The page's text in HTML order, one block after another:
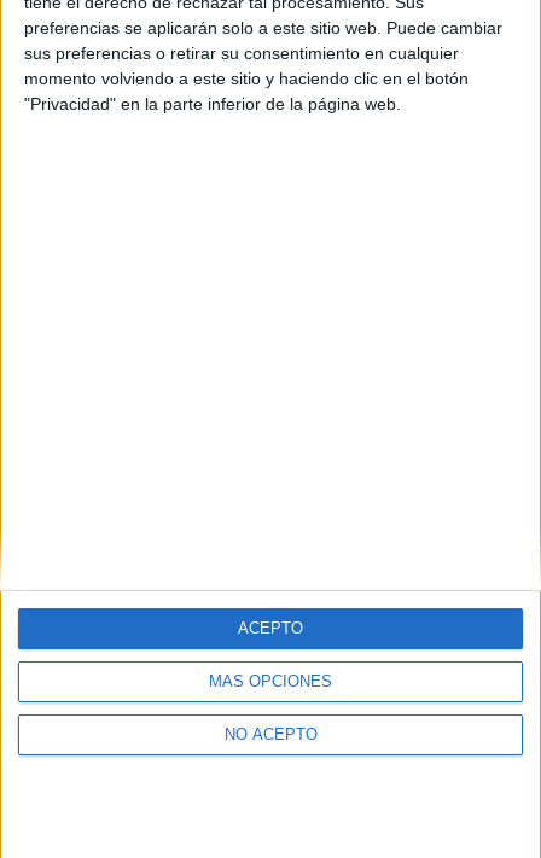
preferencias se aplicarán solo a este sitio web. Puede cambiar
sus preferencias o retirar su consentimiento en cualquier
momento volviendo a este sitio y haciendo clic en el botón
"Privacidad" en la parte inferior de la página web.
MÁS OPCIONES
NO ACEPTO
ACEPTO
Contactar